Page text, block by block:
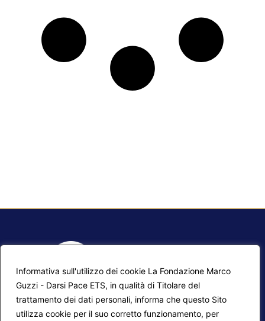
Informativa sull'utilizzo dei cookie La Fondazione Marco
Guzzi - Darsi Pace ETS, in qualità di Titolare del
trattamento dei dati personali, informa che questo Sito
utilizza cookie per il suo corretto funzionamento, per